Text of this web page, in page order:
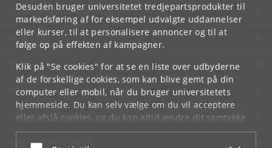
Desuden bruger universitetet tredjepartsprodukter til
markedsføring af for eksempel udvalgte uddannelser
eller kurser, til at personalisere annoncer og til at
følge op på effekten af kampagner.
Klik på "Se cookies" for at se en liste over udbyderne
af de forskellige cookies, som kan blive gemt på din
computer eller mobil, når du bruger universitetets
hjemmeside. Du kan selv vælge om du vil acceptere
eller afslå cookies, og du kan altid ændre dit samtykke
underCookie- og privatlivspolitiksom du finder i
bunden af hver side.
KØBENHAVNS UNIVERSITET
KONTAKT
SERVICES
FOR STUDERENDE OG ANSATTE
JOB OG KARRIERE
NØDSITUATIONER